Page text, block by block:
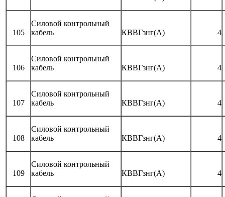
105
Силовой контрольный
кабель
КВВГзнг(А) 4
106
Силовой контрольный
кабель
КВВГзнг(А) 4
107
Силовой контрольный
кабель
КВВГзнг(А) 4
108
Силовой контрольный
кабель
КВВГзнг(А) 4
109
Силовой контрольный
кабель
КВВГзнг(А) 4